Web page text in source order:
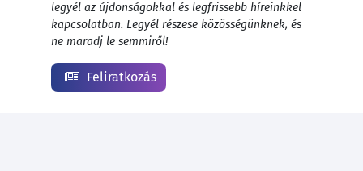
legyél az újdonságokkal és legfrissebb híreinkkel
kapcsolatban. Legyél részese közösségünknek, és
ne maradj le semmiről!
Feliratkozás